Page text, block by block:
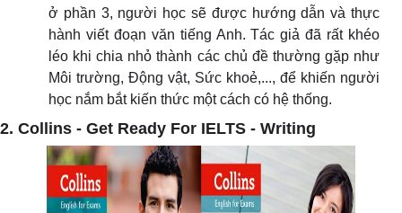
ở phần 3, người học sẽ được hướng dẫn và thực
hành viết đoạn văn tiếng Anh. Tác giả đã rất khéo
léo khi chia nhỏ thành các chủ đề thường gặp như
Môi trường, Động vật, Sức khoẻ,..., để khiến người
học nắm bắt kiến thức một cách có hệ thống.
2. Collins - Get Ready For IELTS - Writing